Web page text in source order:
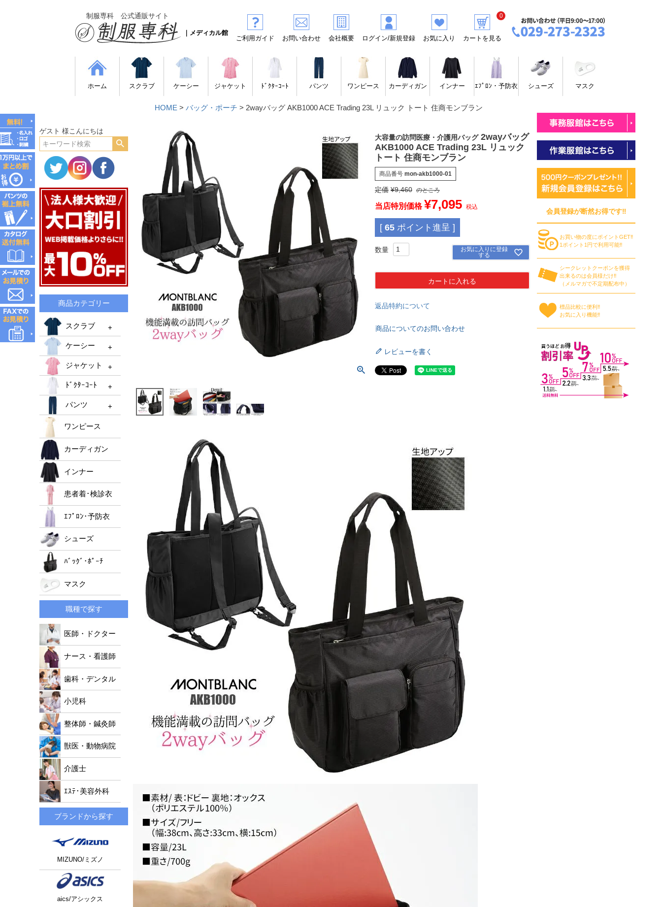
制服専科 公式通販サイト
｜メディカル館
ご利用ガイド お問い合わせ 会社概要 ログイン/新規登録 お気に入り
0
カートを見る
ホーム スクラブ ケーシー ジャケット ﾄﾞｸﾀｰｺｰﾄ パンツ ワンピース カーディガン インナー ｴﾌﾟﾛﾝ・予防衣 シューズ マスク
HOME バッグ・ポーチ 2wayバッグ AKB1000 ACE Trading 23L リュック トート 住商モンブラン
ゲスト 様こんにちは
商品カテゴリー
スクラブ
スクラブTOP
メンズスクラブ
レディーススクラブ
機能性スクラブ
ケーシー
ケーシーTOP
メンズケーシー
レディースケーシー
男女兼用ケーシー
ジャケット
メンズジャケット
ﾚﾃﾞｨｰｽジャケット
ﾄﾞｸﾀｰｺｰﾄ
ﾄﾞｸﾀｰｺｰﾄTOP
ﾒﾝｽﾞﾄﾞｸﾀｰｺｰﾄ
ﾚﾃﾞｨｰｽﾄﾞｸﾀｰｺｰﾄ
パンツ
パンツTOP
メンズパンツ
男女兼用パンツ
ワンピース
カーディガン
インナー
患者着･検診衣
ｴﾌﾟﾛﾝ･予防衣
シューズ
ﾊﾞｯｸﾞ･ﾎﾟｰﾁ
マスク
職種で探す
医師・ドクター
ナース・看護師
歯科・デンタル
小児科
整体師・鍼灸師
獣医・動物病院
介護士
ｴｽﾃ･美容外科
ブランドから探す
MIZUNO/ミズノ
aics/アシックス
大容量の訪問医療・介護用バッグ 2wayバッグ
AKB1000 ACE Trading 23L リュック
トート 住商モンブラン
商品番号 mon-akb1000-01
定価 ¥9,460 のところ
当店特別価格 ¥7,095 税込
[ 65 ポイント進呈 ]
お気に入りに登録
する
カートに入れる
返品特約について
商品についてのお問い合わせ
レビューを書く
会員登録が断然お得です‼
お買い物の度にポイントGET‼
1ポイント1円で利用可能‼
シークレットクーポンを獲得
出来るのは会員様だけ‼
（メルマガで不定期配布中）
標品比較に便利‼
お気に入り機能‼